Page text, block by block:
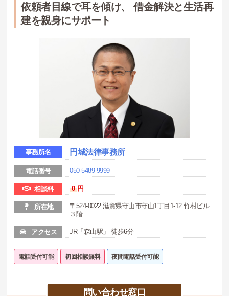
依頼者目線で耳を傾け、 借金解決と生活再
建を親身にサポート
事務所名 円城法律事務所
電話番号 050-5489-9999
相談料 0 円
所在地
〒524-0022 滋賀県守山市守山1丁目1-12 竹村ビル
３階
アクセス JR「森山駅」 徒歩6分
電話受付可能 初回相談無料 夜間電話受付可能
問い合わせ窓口